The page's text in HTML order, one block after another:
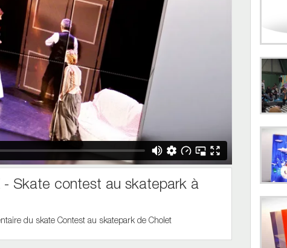
- Skate contest au skatepark à
du skate Contest au skatepark de Cholet